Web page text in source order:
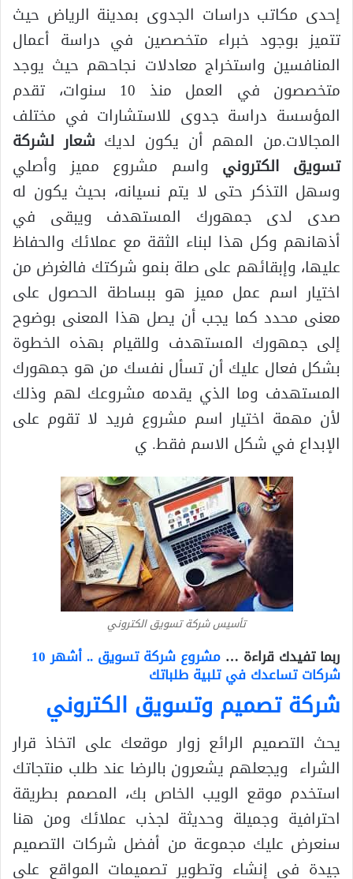
إحدى مكاتب دراسات الجدوى بمدينة الرياض حيث
تتميز بوجود خبراء متخصصين في دراسة أعمال
المنافسين واستخراج معادلات نجاحهم حيث يوجد
متخصصون في العمل منذ 10 سنوات، تقدم
المؤسسة دراسة جدوى للاستشارات في مختلف
المجالات.من المهم أن يكون لديك شعار لشركة
تسويق الكتروني واسم مشروع مميز وأصلي
وسهل التذكر حتى لا يتم نسيانه، بحيث يكون له
صدى لدى جمهورك المستهدف ويبقى في
أذهانهم وكل هذا لبناء الثقة مع عملائك والحفاظ
عليها، وإبقائهم على صلة بنمو شركتك فالغرض من
اختيار اسم عمل مميز هو ببساطة الحصول على
معنى محدد كما يجب أن يصل هذا المعنى بوضوح
إلى جمهورك المستهدف وللقيام بهذه الخطوة
بشكل فعال عليك أن تسأل نفسك من هو جمهورك
المستهدف وما الذي يقدمه مشروعك لهم وذلك
لأن مهمة اختيار اسم مشروع فريد لا تقوم على
الإبداع في شكل الاسم فقط. ي
تأسيس شركة تسويق الكتروني
ربما تفيدك قراءة … مشروع شركة تسويق .. أشهر 10
شركات تساعدك في تلبية طلباتك
شركة تصميم وتسويق الكتروني
يحث التصميم الرائع زوار موقعك على اتخاذ قرار
الشراء ويجعلهم يشعرون بالرضا عند طلب منتجاتك
استخدم موقع الويب الخاص بك، المصمم بطريقة
احترافية وجميلة وحديثة لجذب عملائك ومن هنا
سنعرض عليك مجموعة من أفضل شركات التصميم
جيدة في إنشاء وتطوير تصميمات المواقع على